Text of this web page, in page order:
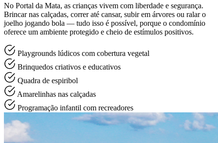
No Portal da Mata, as crianças vivem com liberdade e segurança.
Brincar nas calçadas, correr até cansar, subir em árvores ou ralar o
joelho jogando bola — tudo isso é possível, porque o condomínio
oferece um ambiente protegido e cheio de estímulos positivos.
Playgrounds lúdicos com cobertura vegetal
Brinquedos criativos e educativos
Quadra de espiribol
Amarelinhas nas calçadas
Programação infantil com recreadores